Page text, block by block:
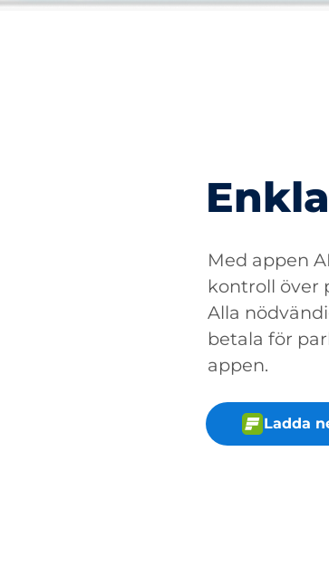
Med appen
kontroll över
Alla
betala för
appen.
Ladda